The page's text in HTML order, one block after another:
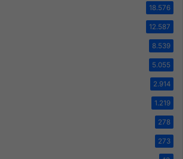
18.576
12.587
8.539
5.055
2.914
1.219
278
273